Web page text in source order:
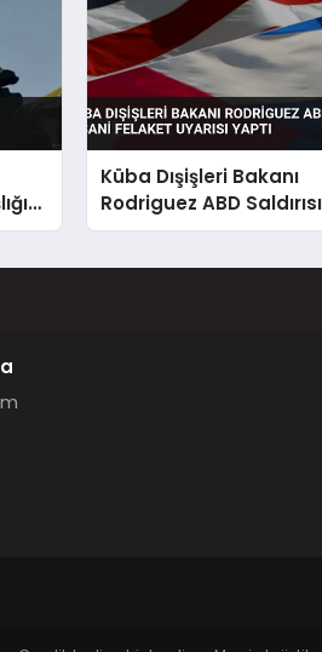
Küba Dışişleri Bakanı
Rodriguez ABD
İnsani Felaket Uyarısı